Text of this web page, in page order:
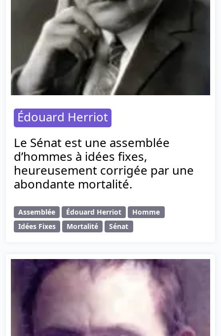
Édouard Herriot
Le Sénat est une assemblée
d’hommes à idées fixes,
heureusement corrigée par une
abondante mortalité.
Assemblée Édouard Herriot
Homme
Idées Fixes
Mortalité Sénat